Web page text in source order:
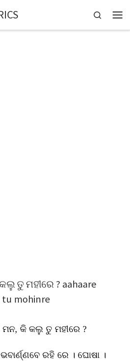
Search
ତୁ ମହୀରେ ? aahaare
mohinre
ମନ, କି କଲୁ ତୁ ମହୀରେ ?
ରହି ରେ । ଘୋଷା ।